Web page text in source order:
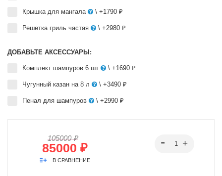
Крышка для мангала \ +1790 ₽
Решетка гриль частая \ +2980 ₽
ДОБАВЬТЕ АКСЕССУАРЫ:
Комплект шампуров 6 шт \ +1690 ₽
Чугунный казан на 8 л \ +3490 ₽
Пенал для шампуров \ +2990 ₽
105000 ₽
85000 ₽
В СРАВНЕНИЕ